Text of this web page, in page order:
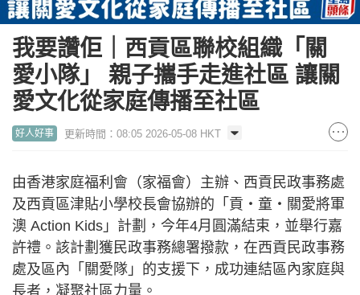
我要讚佢｜西貢區聯校組織「關
愛小隊」 親子攜手走進社區 讓關
愛文化從家庭傳播至社區
好人好事 更新時間：08:05 2026-05-08 HKT
由香港家庭福利會（家福會）主辦、西貢民政事務處
及西貢區津貼小學校長會協辦的「貢‧童‧關愛將軍
澳 Action Kids」計劃，今年4月圓滿結束，並舉行嘉
許禮。該計劃獲民政事務總署撥款，在西貢民政事務
處及區內「關愛隊」的支援下，成功連結區內家庭與
長者，凝聚社區力量。